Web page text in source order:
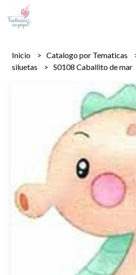
Inicio Catalogo por Tematicas
siluetas
S0108 Caballito de mar